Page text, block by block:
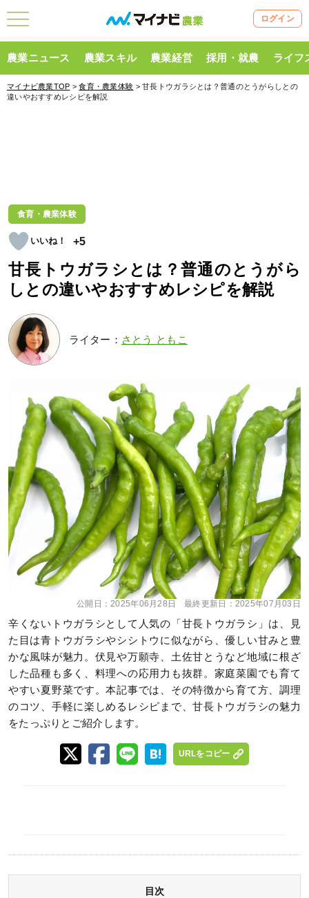
ログイン
農業ニュース 農業スキル 農業経営 採用・就農 ライフ
マイナビ農業TOP >食育・農業体験 > 甘長トウガラシとは？普通のとうがらしとの
違いやおすすめレシピを解説
食育・農業体験
+5
甘長トウガラシとは？普通のとうがら
しとの違いやおすすめレシピを解説
ライター： さとう ともこ
公開日：2025年06月28日 最終更新日： 2025年07月03日
辛くないトウガラシとして人気の「甘長トウガラシ」は、見
た目は青トウガラシやシシトウに似ながら、優しい甘みと豊
かな風味が魅力。伏見や万願寺、土佐甘とうなど地域に根ざ
した品種も多く、料理への応用力も抜群。家庭菜園でも育て
やすい夏野菜です。本記事では、その特徴から育て方、調理
のコツ、手軽に楽しめるレシピまで、甘長トウガラシの魅力
をたっぷりとご紹介します。
URLをコピー
目次